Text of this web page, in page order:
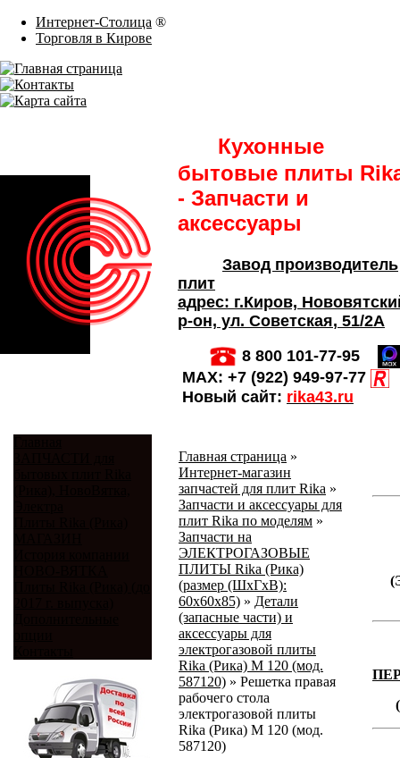
Интернет-Столица ®
Торговля в Кирове
Кухонные
бытовые плиты
- Запчасти и
аксессуары
Завод производитель
плит
адрес: г.Киров,
р-он, ул. Советская, 51/2А
8 800 101-77-95
MAX: +7 (922) 949-97-77
Новый сайт: rika43.ru
Главная страница »
Интернет-магазин
запчастей для плит Rika »
Запчасти и аксессуары для
плит Rika по моделям »
Запчасти на
ЭЛЕКТРОГАЗОВЫЕ
ПЛИТЫ Rika (Рика)
(размер (ШхГхВ):
60х60х85) » Детали
(запасные части) и
аксессуары для
электрогазовой плиты
Rika (Рика) М 120 (мод.
587120) » Решетка правая
рабочего стола
электрогазовой плиты
Rika (Рика) М 120 (мод.
587120)